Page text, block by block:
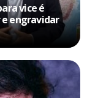
vice é
engravidar